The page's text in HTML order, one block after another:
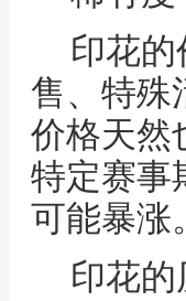
印花
售、特殊
价格天然
特定赛事
可能暴涨。
印花